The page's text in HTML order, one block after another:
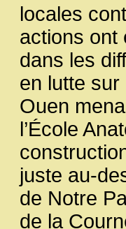
locales
actions ont
dans les
en lutte
Ouen
l’École
juste au-
de Notre
de la